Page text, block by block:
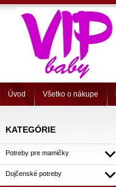
Úvod Všetko o nákupe
KATEGÓRIE
Potreby pre mamičky
Dojčenské potreby